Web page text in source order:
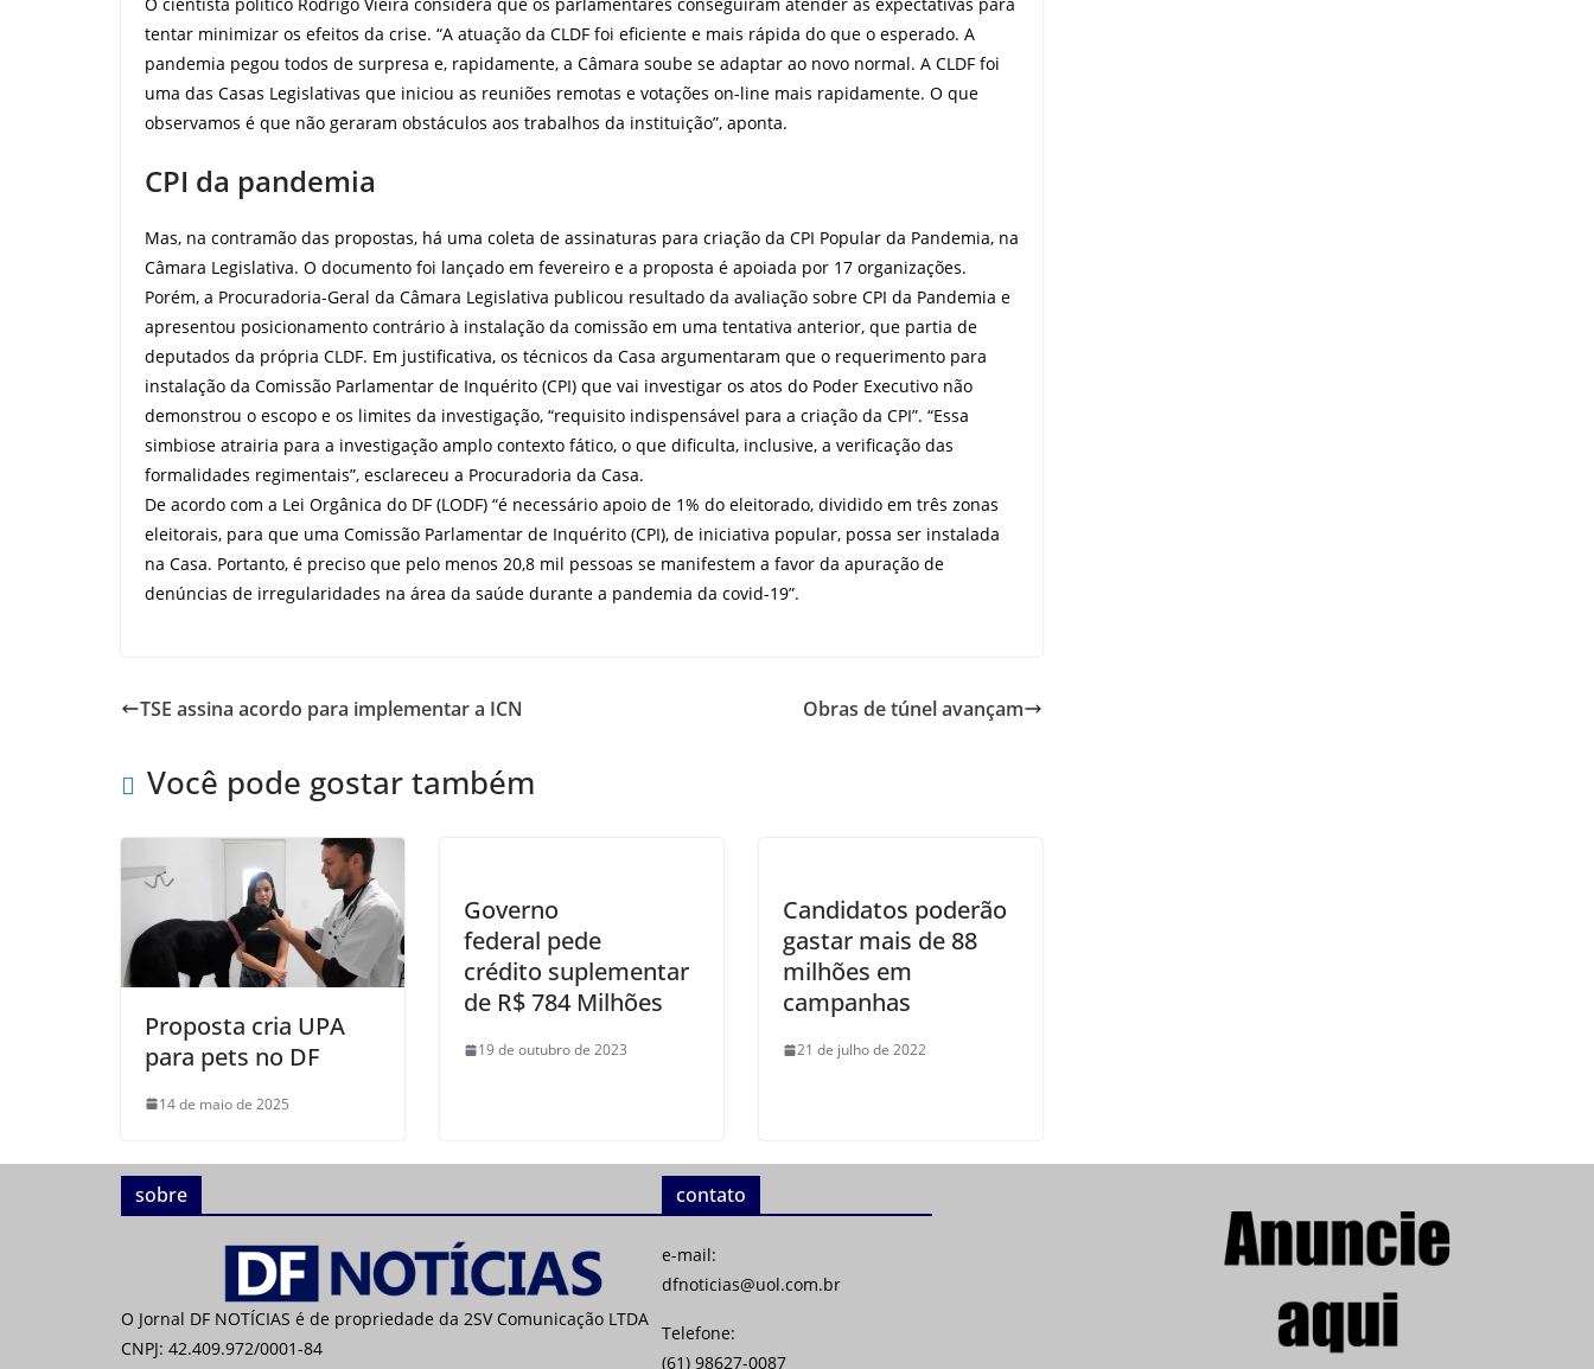
O cientista político Rodrigo Vieira considera que os parlamentares conseguiram atender as expectativas para
tentar minimizar os efeitos da crise. “A atuação da CLDF foi eficiente e mais rápida do que o esperado. A
pandemia pegou todos de surpresa e, rapidamente, a Câmara soube se adaptar ao novo normal. A CLDF foi
uma das Casas Legislativas que iniciou as reuniões remotas e votações on-line mais rapidamente. O que
observamos é que não geraram obstáculos aos trabalhos da instituição”, aponta.
CPI da pandemia
Mas, na contramão das propostas, há uma coleta de assinaturas para criação da CPI Popular da Pandemia, na
Câmara Legislativa. O documento foi lançado em fevereiro e a proposta é apoiada por 17 organizações.
Porém, a Procuradoria-Geral da Câmara Legislativa publicou resultado da avaliação sobre CPI da Pandemia e
apresentou posicionamento contrário à instalação da comissão em uma tentativa anterior, que partia de
deputados da própria CLDF. Em justificativa, os técnicos da Casa argumentaram que o requerimento para
instalação da Comissão Parlamentar de Inquérito (CPI) que vai investigar os atos do Poder Executivo não
demonstrou o escopo e os limites da investigação, “requisito indispensável para a criação da CPI”. “Essa
simbiose atrairia para a investigação amplo contexto fático, o que dificulta, inclusive, a verificação das
formalidades regimentais”, esclareceu a Procuradoria da Casa.
De acordo com a Lei Orgânica do DF (LODF) “é necessário apoio de 1% do eleitorado, dividido em três zonas
eleitorais, para que uma Comissão Parlamentar de Inquérito (CPI), de iniciativa popular, possa ser instalada
na Casa. Portanto, é preciso que pelo menos 20,8 mil pessoas se manifestem a favor da apuração de
denúncias de irregularidades na área da saúde durante a pandemia da covid-19”.
TSE assina acordo para implementar a ICN Obras de túnel avançam
Você pode gostar também
Proposta cria UPA
para pets no DF
14 de maio de 2025
Governo
federal pede
crédito suplementar
de R$ 784 Milhões
19 de outubro de 2023
Candidatos poderão
gastar mais de 88
milhões em
campanhas
21 de julho de 2022
sobre
O Jornal DF NOTÍCIAS é de propriedade da 2SV Comunicação LTDA
CNPJ: 42.409.972/0001-84
contato
e-mail:
dfnoticias@uol.com.br
Telefone:
(61) 98627-0087